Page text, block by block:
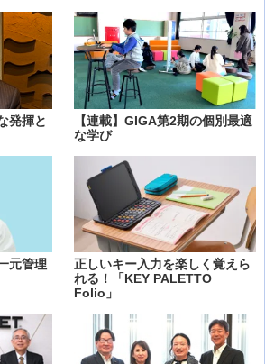
発揮と
【連載】GIGA第2期の個別最適
な学び
元管理
正しいキー入力を楽しく覚えら
れる！「KEY PALETTO
Folio」